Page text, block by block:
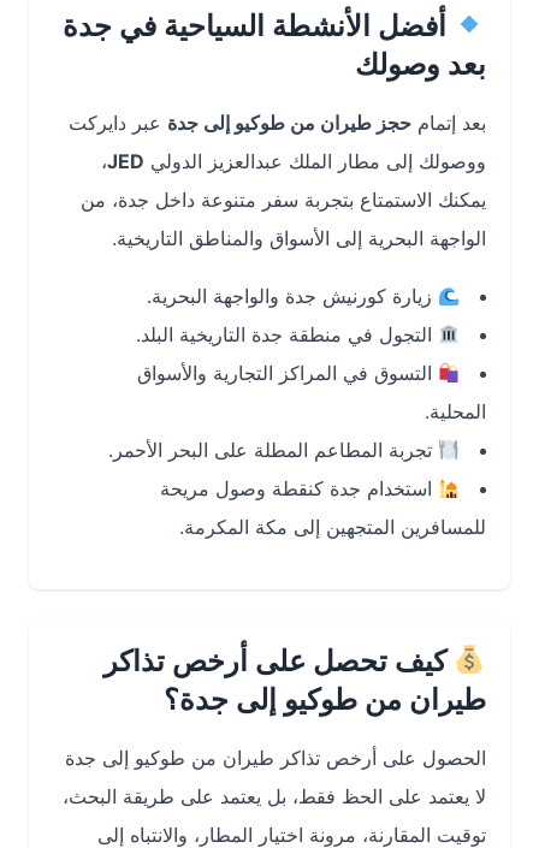
أفضل الأنشطة السياحية في جدة
بعد وصولك
بعد إتمام حجز طيران من طوكيو إلى جدةعبر دايركت
ووصولك إلى مطار الملك عبدالعزيز الدوليJED ،
يمكنك الاستمتاع بتجربة سفر متنوعة داخل جدة، من
الواجهة البحرية إلى الأسواق والمناطق التاريخية.
زيارة كورنيش جدة والواجهة البحرية.
التجول في منطقة جدة التاريخية البلد.
التسوق في المراكز التجارية والأسواق
المحلية.
تجربة المطاعم المطلة على البحر الأحمر.
استخدام جدة كنقطة وصول مريحة
للمسافرين المتجهين إلى مكة المكرمة.
كيف تحصل على أرخص تذاكر
طيران من طوكيو إلى جدة؟
الحصول على أرخص تذاكر طيران من طوكيو إلى جدة
لا يعتمد على الحظ فقط، بل يعتمد على طريقة البحث،
توقيت المقارنة، مرونة اختيار المطار، والانتباه إلى